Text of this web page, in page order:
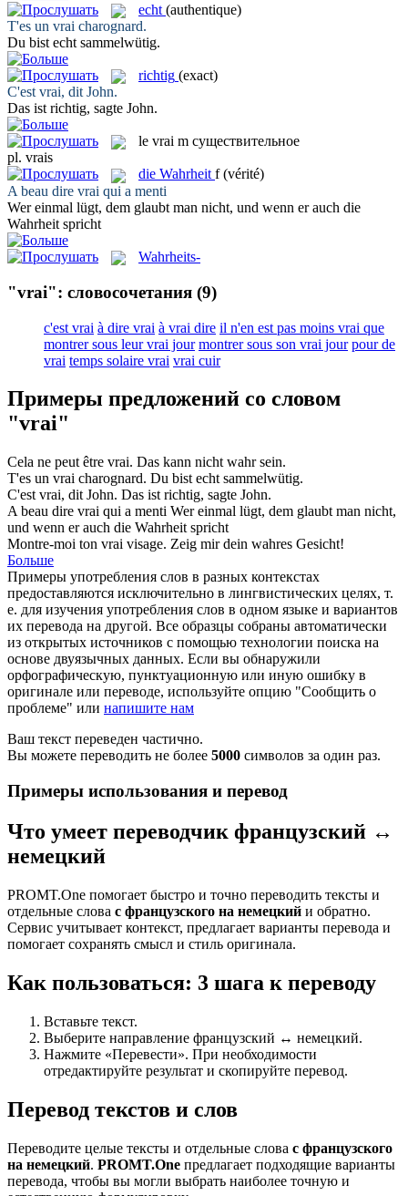
echt (authentique)
T'es un vrai charognard.
Du bist echt sammelwütig.
richtig (exact)
C'est vrai, dit John.
Das ist richtig, sagte John.
le vrai m существительное
pl. vrais
die Wahrheit f (vérité)
A beau dire vrai qui a menti
Wer einmal lügt, dem glaubt man nicht, und wenn er auch die
Wahrheit spricht
Wahrheits-
"vrai": словосочетания (9)
c'est vrai à dire vrai à vrai dire il n'en est pas moins vrai que
montrer sous leur vrai jour montrer sous son vrai jour pour de
vrai temps solaire vrai vrai cuir
Примеры предложений со словом
"vrai"
Cela ne peut être vrai. Das kann nicht wahrsein.
T'es un vrai charognard. Du bist echt sammelwütig.
C'est vrai, dit John. Das ist richtig, sagte John.
A beau dire vrai qui a menti Wer einmal lügt, dem glaubt man nicht,
und wenn er auch die Wahrheit spricht
Montre-moi ton vrai visage. Zeig mir dein wahres Gesicht!
Больше
Примеры употребления слов в разных контекстах
предоставляются исключительно в лингвистических целях, т.
е. для изучения употребления слов в одном языке и вариантов
их перевода на другой. Все образцы собраны автоматически
из открытых источников с помощью технологии поиска на
основе двуязычных данных. Если вы обнаружили
орфографическую, пунктуационную или иную ошибку в
оригинале или переводе, используйте опцию "Сообщить о
проблеме" или напишите нам
Ваш текст переведен частично.
Вы можете переводить не более 5000 символов за один раз.
Примеры использования и перевод
Что умеет переводчик французский ↔
немецкий
PROMT.One помогает быстро и точно переводить тексты и
отдельные слова с французского на немецкий и обратно.
Сервис учитывает контекст, предлагает варианты перевода и
помогает сохранять смысл и стиль оригинала.
Как пользоваться: 3 шага к переводу
Вставьте текст.
Выберите направление французский ↔ немецкий.
Нажмите «Перевести». При необходимости
отредактируйте результат и скопируйте перевод.
Перевод текстов и слов
Переводите целые тексты и отдельные слова с французского
на немецкий. PROMT.One предлагает подходящие варианты
перевода, чтобы вы могли выбрать наиболее точную и